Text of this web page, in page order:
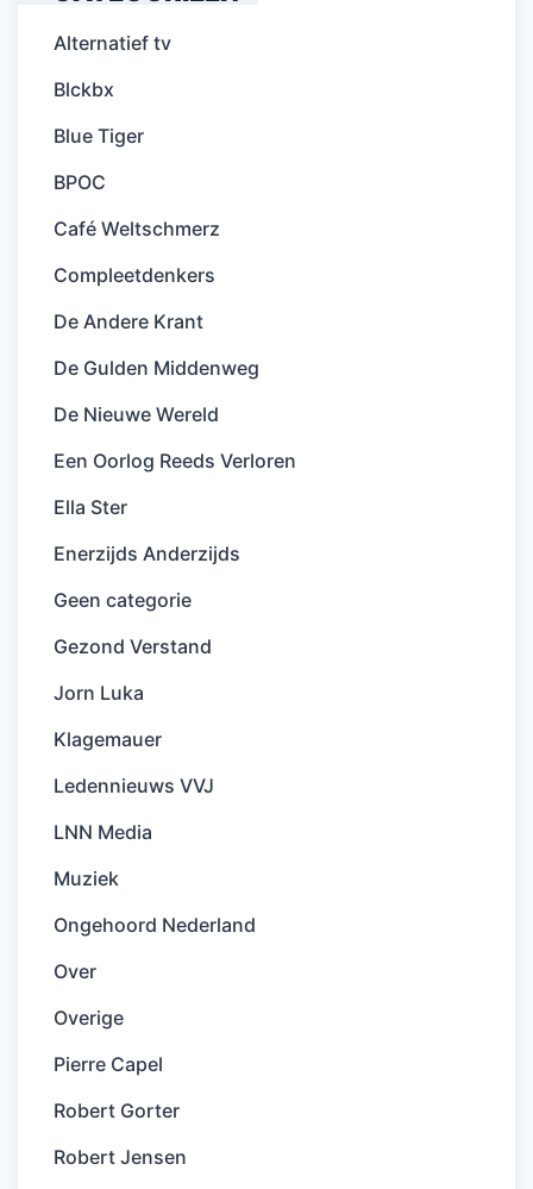
Alternatief tv
Blckbx
Blue Tiger
BPOC
Café Weltschmerz
Compleetdenkers
De Andere Krant
De Gulden Middenweg
De Nieuwe Wereld
Een Oorlog Reeds Verloren
Ella Ster
Enerzijds Anderzijds
Geen categorie
Gezond Verstand
Jorn Luka
Klagemauer
Ledennieuws VVJ
LNN Media
Muziek
Ongehoord Nederland
Over
Overige
Pierre Capel
Robert Gorter
Robert Jensen